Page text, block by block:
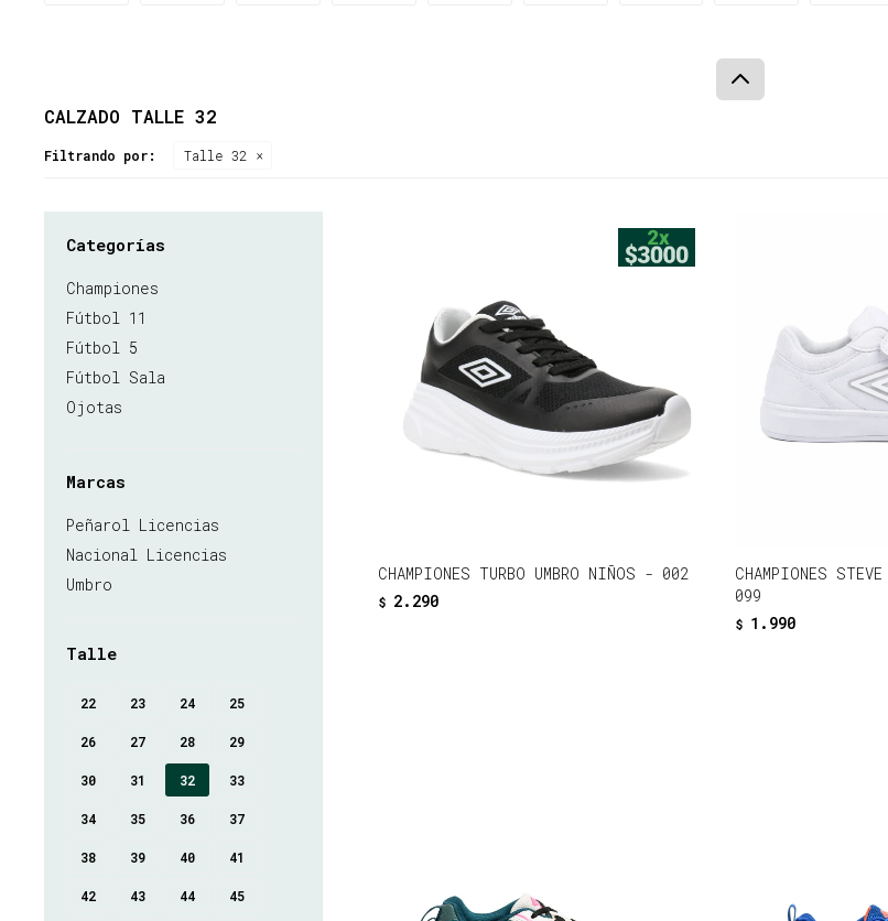
CALZADO TALLE 32
Filtrando por: Talle 32
CHAMPIONES TURBO UMBRO NIÑOS - 002
$ 2.290
CHAMPIONES
099
$ 1.990
Categorías
Championes
Fútbol 11
Fútbol 5
Fútbol Sala
Ojotas
Marcas
Peñarol Licencias
Nacional Licencias
Umbro
Talle
22 23 24 25
26 27 28 29
30 31 32 33
34 35 36 37
38 39 40 41
42 43 44 45